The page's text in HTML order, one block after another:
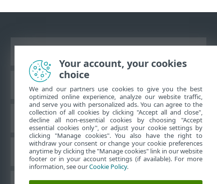
База знань ESET
Форум ESET
Регіональна підтримка
Your account, your cookies
choice
We and our partners use cookies to give you the best
optimized online experience, analyze our website traffic,
and serve you with personalized ads. You can agree to the
collection of all cookies by clicking "Accept all and close",
decline all non-essential cookies by choosing "Accept
essential cookies only", or adjust your cookie settings by
clicking "Manage cookies". You also have the right to
withdraw your consent or change your cookie preferences
anytime by clicking the "Manage cookies" link in our website
footer or in your account settings (if available). For more
information, see ourCookie Policy.